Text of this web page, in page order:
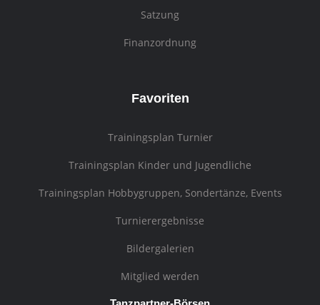
Satzung
Finanzordnung
Favoriten
Trainingsplan Turnier
Trainingsplan Kinder und Jugendliche
Trainingsplan Hobbygruppen, Sondertänze, Events
Turnierergebnisse
Bildergalerien
Mitglied werden